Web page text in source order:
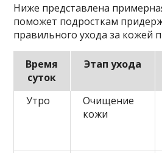
Ниже представлена
поможет подросткам
правильного ухода за кожей
Время
суток
Этап ухода
Утро
Очищение
кожи